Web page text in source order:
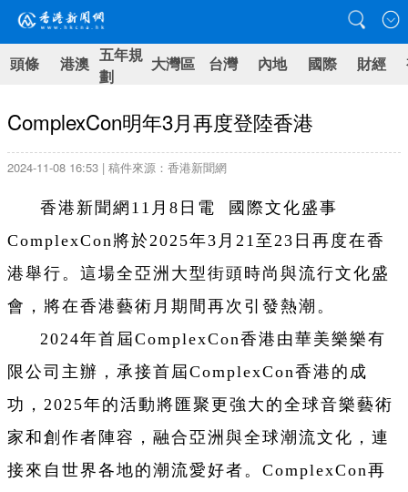
頭條 港澳 五年規
劃
大灣區 台灣 內地 國際 財經
ComplexCon明年3月再度登陸香港
2024-11-08 16:53 | 稿件來源：香港新聞網
香港新聞網11月8日電 國際文化盛事
ComplexCon將於2025年3月21至23日再度在香
港舉行。這場全亞洲大型街頭時尚與流行文化盛
會，將在香港藝術月期間再次引發熱潮。
2024年首屆ComplexCon香港由華美樂樂有
限公司主辦，承接首屆ComplexCon香港的成
功，2025年的活動將匯聚更強大的全球音樂藝術
家和創作者陣容，融合亞洲與全球潮流文化，連
接來自世界各地的潮流愛好者。ComplexCon再